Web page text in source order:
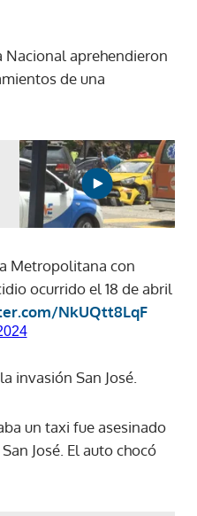
Nacional aprehendieron
de una
Metropolitana con
ocurrido el 18 de abril
NkUQtt8LqF
invasión San José.
un taxi fue asesinado
José. El auto chocó